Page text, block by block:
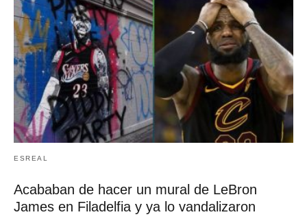
ESREAL
Acababan de hacer un mural de LeBron
James en Filadelfia y ya lo vandalizaron